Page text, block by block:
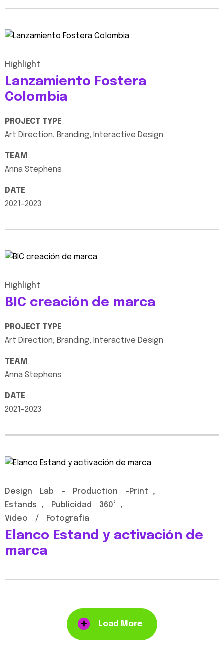
Highlight
Lanzamiento Fostera
Colombia
PROJECT TYPE
Art Direction, Branding, Interactive Design
TEAM
Anna Stephens
DATE
2021-2023
Highlight
BIC creación de marca
PROJECT TYPE
Art Direction, Branding, Interactive Design
TEAM
Anna Stephens
DATE
2021-2023
Design Lab - Production -print
,
Estands
, Publicidad 360°
,
Video
/ Fotografía
Elanco Estand y activación de
marca
Load More